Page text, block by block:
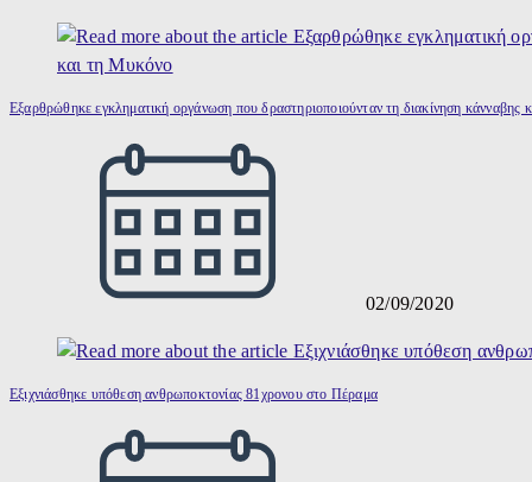
Εξαρθρώθηκε εγκληματική οργάνωση που δραστηριοποιούνταν τη διακίνηση κάνναβης
02/09/2020
Εξιχνιάσθηκε υπόθεση ανθρωποκτονίας 81χρονου στο Πέραμα